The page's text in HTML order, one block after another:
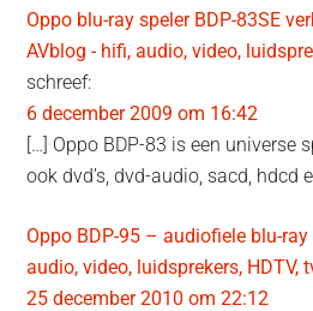
Oppo blu-ray speler BDP-83SE
AVblog - hifi, audio, video,
schreef:
6 december 2009 om 16:42
[…] Oppo BDP-83 is een universe
ook dvd’s, dvd-audio, sacd, hdcd
Oppo BDP-95 – audiofiele blu-
audio, video, luidsprekers, HDTV,
25 december 2010 om 22:12